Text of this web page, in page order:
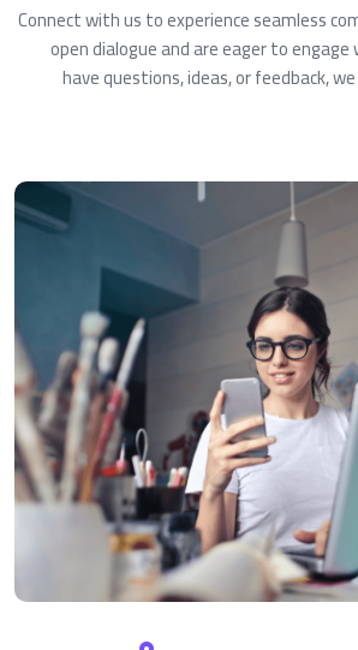
Connect with us to experience seamless
open dialogue and are eager to
have questions, ideas, or feedback,